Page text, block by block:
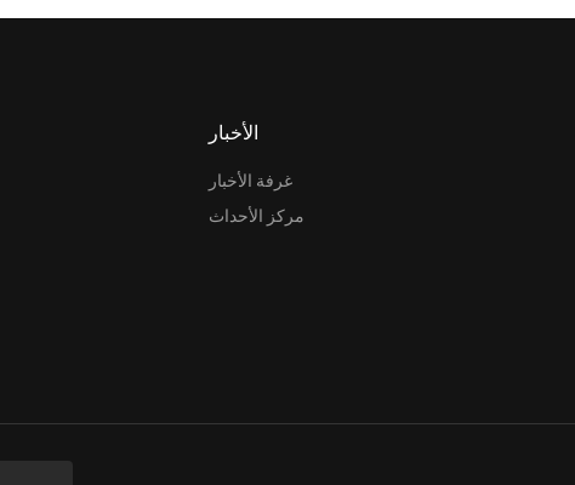
الأخبار
غرفة الأخبار
مركز الأحداث